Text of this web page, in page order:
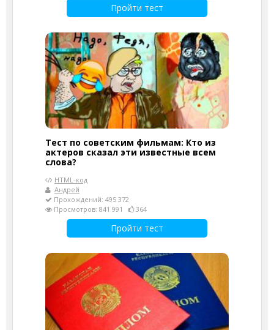
Пройти тест
Тест по советским фильмам: Кто из
актеров сказал эти известные всем
слова?
HTML-код
Андрей
Прохождений: 495 372
Просмотров: 841 991
364
Пройти тест